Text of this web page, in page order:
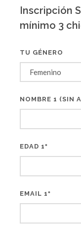
Inscripción
mínimo 3
TU GÉNERO
NOMBRE 1 (SIN
EDAD 1*
EMAIL 1*